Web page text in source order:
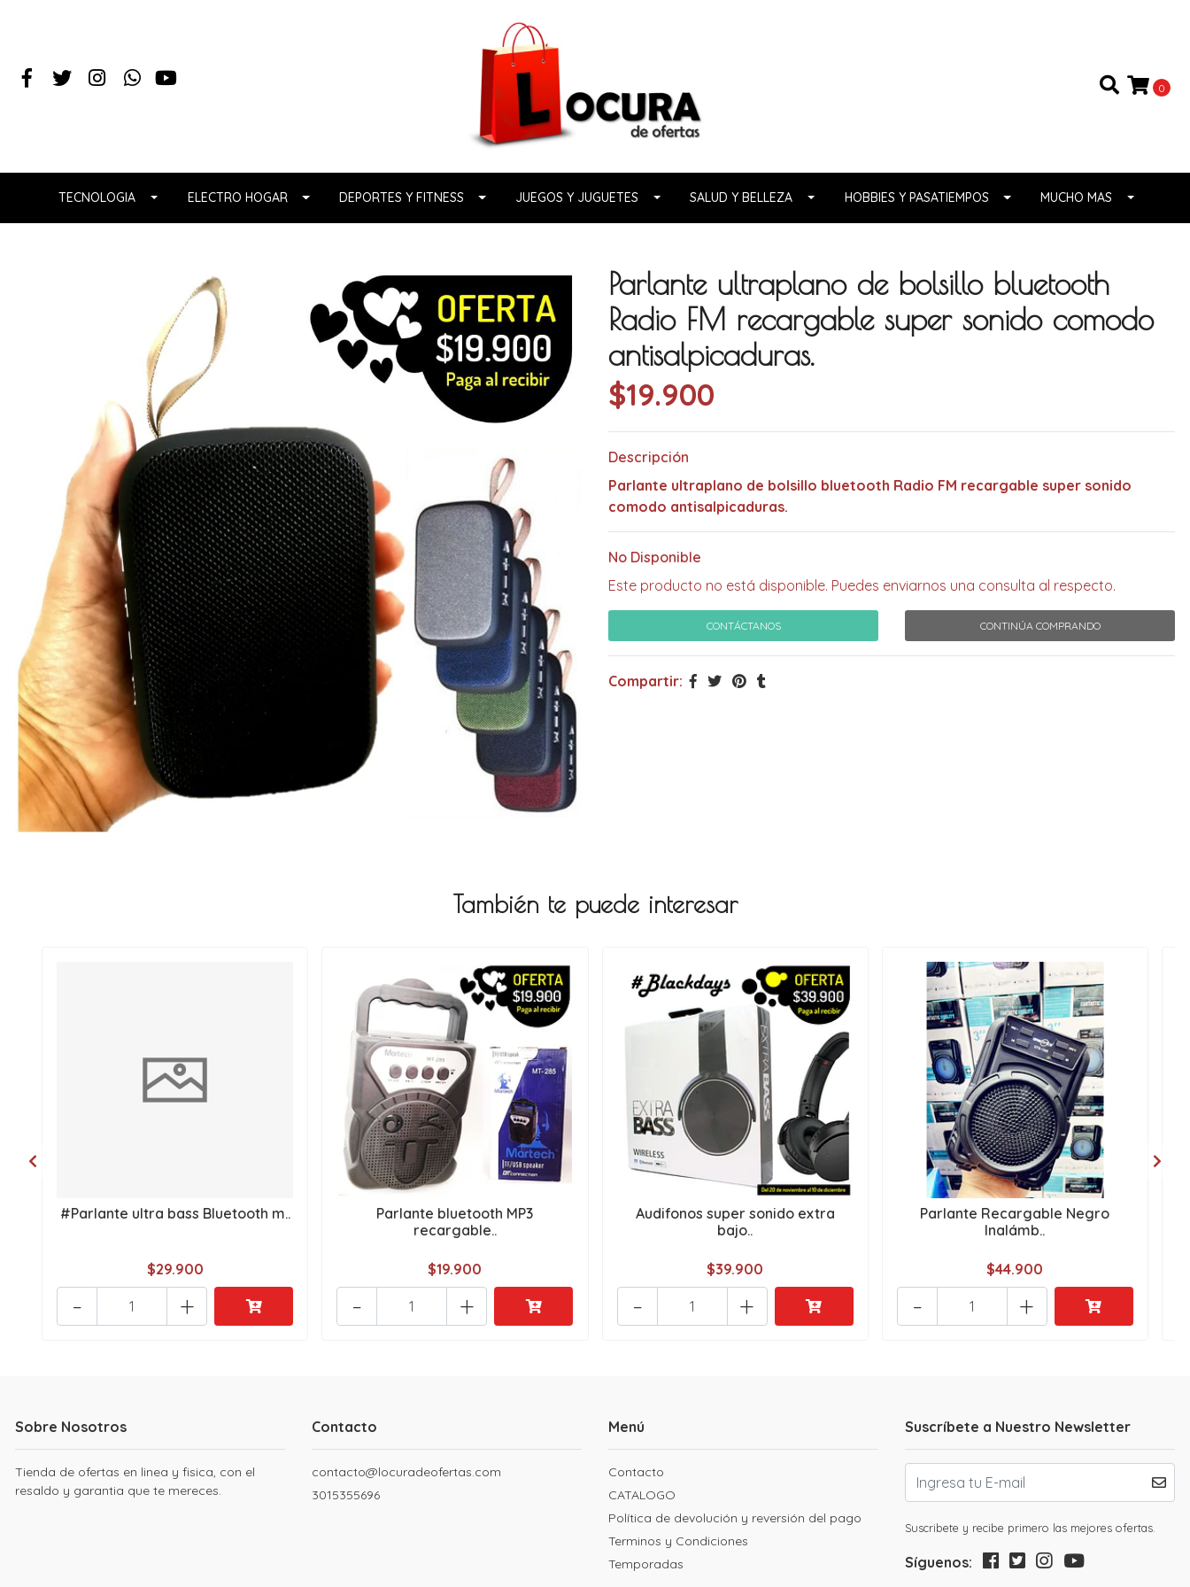
0
TECNOLOGIA ELECTRO HOGAR DEPORTES Y FITNESS JUEGOS Y JUGUETES SALUD Y BELLEZA HOBBIES Y PASATIEMPOS MUCHO MAS
Parlante ultraplano de bolsillo bluetooth
Radio FM recargable super sonido comodo
antisalpicaduras.
$19.900
Descripción
Parlante ultraplano de bolsillo bluetooth Radio FM recargable super sonido
comodo antisalpicaduras.
No Disponible
Este producto no está disponible. Puedes enviarnos una consulta al respecto.
CONTÁCTANOS CONTINÚA COMPRANDO
Compartir:
También te puede interesar
#Parlante ultra bass Bluetooth m..
$29.900
+
-
Parlante bluetooth MP3
recargable..
$19.900
+
-
Audifonos super sonido extra
bajo..
$39.900
+
-
Parlante Recargable Negro
Inalámb..
$44.900
+
-
Sobre Nosotros
Tienda de ofertas en linea y fisica, con el
resaldo y garantia que te mereces.
Contacto
contacto@locuradeofertas.com
3015355696
Menú
Contacto
CATALOGO
Política de devolución y reversión del pago
Terminos y Condiciones
Temporadas
Suscríbete a Nuestro Newsletter
Suscribete y recibe primero las mejores ofertas.
Síguenos: